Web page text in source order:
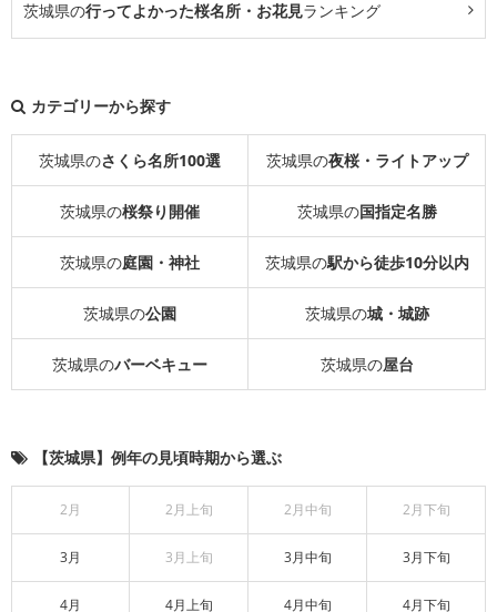
茨城県の行ってよかった桜名所・お花見ランキング
カテゴリーから探す
茨城県のさくら名所100選 茨城県の夜桜・ライトアップ
茨城県の桜祭り開催 茨城県の国指定名勝
茨城県の庭園・神社 茨城県の駅から徒歩10分以内
茨城県の公園 茨城県の城・城跡
茨城県のバーベキュー 茨城県の屋台
【茨城県】例年の見頃時期から選ぶ
2月 2月上旬 2月中旬 2月下旬
3月 3月上旬 3月中旬 3月下旬
4月 4月上旬 4月中旬 4月下旬